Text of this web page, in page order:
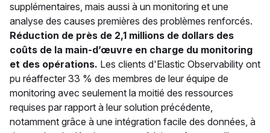
supplémentaires, mais aussi à un monitoring et une
analyse des causes premières des problèmes renforcés.
Réduction de près de 2,1 millions de dollars des
coûts de la main-d’œuvre en charge du monitoring
et des opérations. Les clients d'Elastic Observability ont
pu réaffecter 33 % des membres de leur équipe de
monitoring avec seulement la moitié des ressources
requises par rapport à leur solution précédente,
notamment grâce à une intégration facile des données, à